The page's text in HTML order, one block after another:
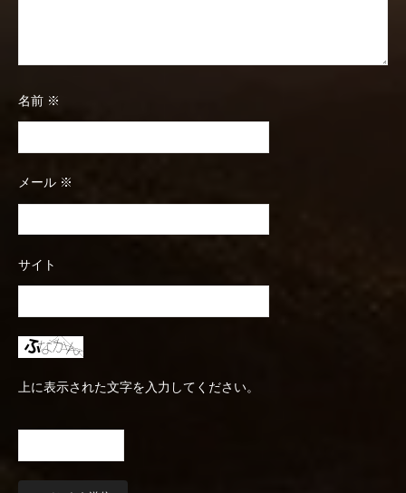
名前 ※
メール ※
サイト
上に表示された文字を入力してください。